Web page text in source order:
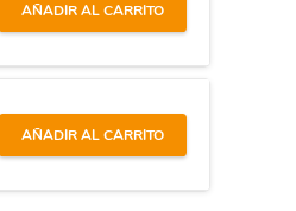
AÑADIR AL CARRITO
AÑADIR AL CARRITO